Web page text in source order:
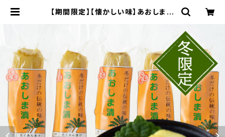
【期間限定】【懐かしい味】あおしま漬
県入善町の特別栽培コシヒカリ【米山
米】